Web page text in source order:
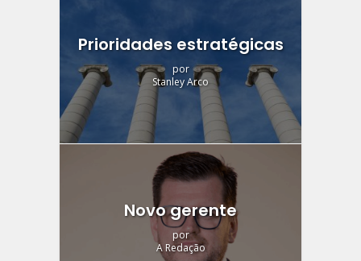
Prioridades estratégicas
por
Stanley Arco
Novo gerente
por
A Redação